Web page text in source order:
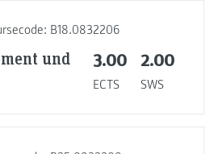
B18.0832206
und
3.00
ECTS
2.00
SWS